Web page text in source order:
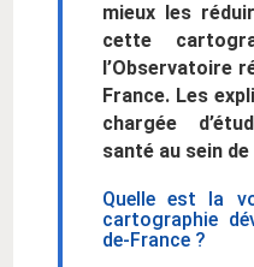
mieux les
cette
l’Observatoire
France. Les
chargée
santé au sein
Quelle est la
cartographie
de-France ?